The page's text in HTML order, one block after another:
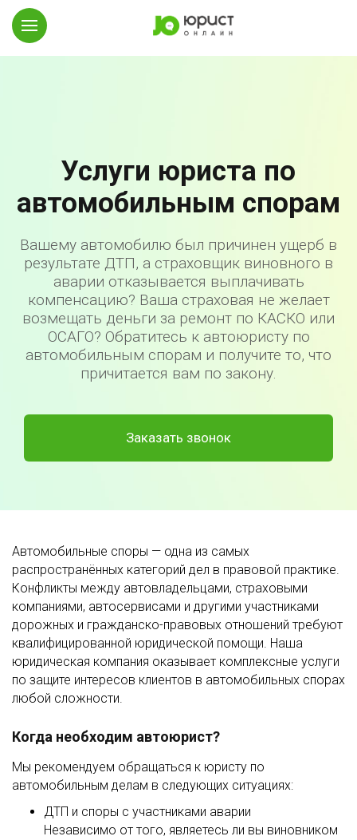
Услуги юриста по
автомобильным спорам
Вашему автомобилю был причинен ущерб в
результате ДТП, а страховщик виновного в
аварии отказывается выплачивать
компенсацию? Ваша страховая не желает
возмещать деньги за ремонт по КАСКО или
ОСАГО? Обратитесь к автоюристу по
автомобильным спорам и получите то, что
причитается вам по закону.
Заказать звонок
Автомобильные споры — одна из самых
распространённых категорий дел в правовой практике.
Конфликты между автовладельцами, страховыми
компаниями, автосервисами и другими участниками
дорожных и гражданско-правовых отношений требуют
квалифицированной юридической помощи. Наша
юридическая компания оказывает комплексные услуги
по защите интересов клиентов в автомобильных спорах
любой сложности.
Когда необходим автоюрист?
Мы рекомендуем обращаться к юристу по
автомобильным делам в следующих ситуациях:
ДТП и споры с участниками аварии
Независимо от того, являетесь ли вы виновником